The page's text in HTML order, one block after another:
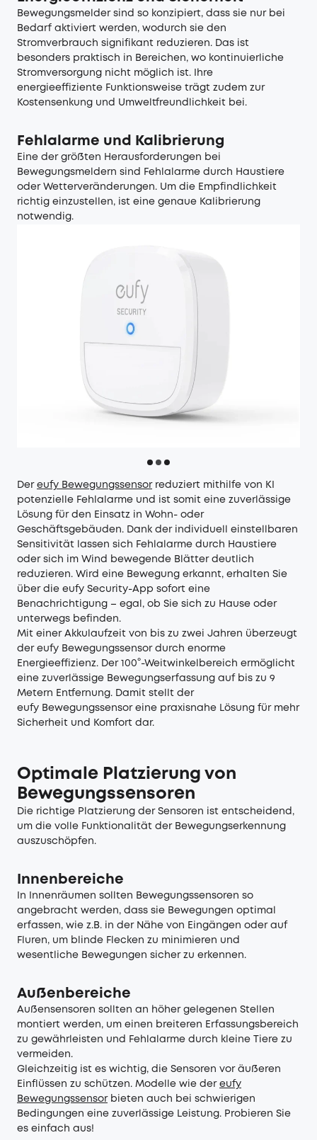
Bewegungsmelder sind so konzipiert, dass sie nur bei
Bedarf aktiviert werden, wodurch sie den
Stromverbrauch signifikant reduzieren. Das ist
besonders praktisch in Bereichen, wo kontinuierliche
Stromversorgung nicht möglich ist. Ihre
energieeffiziente Funktionsweise trägt zudem zur
Kostensenkung und Umweltfreundlichkeit bei.
Fehlalarme und Kalibrierung
Eine der größten Herausforderungen bei
Bewegungsmeldern sind Fehlalarme durch Haustiere
oder Wetterveränderungen. Um die Empfindlichkeit
richtig einzustellen, ist eine genaue Kalibrierung
notwendig.
Der eufy Bewegungssensorreduziert mithilfe von KI
potenzielle Fehlalarme und ist somit eine zuverlässige
Lösung für den Einsatz in Wohn- oder
Geschäftsgebäuden. Dank der individuell einstellbaren
Sensitivität lassen sich Fehlalarme durch Haustiere
oder sich im Wind bewegende Blätter deutlich
reduzieren. Wird eine Bewegung erkannt, erhalten Sie
über die eufy Security-App sofort eine
Benachrichtigung – egal, ob Sie sich zu Hause oder
unterwegs befinden.
Mit einer Akkulaufzeit von bis zu zwei Jahren überzeugt
der eufy Bewegungssensor durch enorme
Energieeffizienz. Der 100°-Weitwinkelbereich ermöglicht
eine zuverlässige Bewegungserfassung auf bis zu 9
Metern Entfernung. Damit stellt der
eufy Bewegungssensor eine praxisnahe Lösung für mehr
Sicherheit und Komfort dar.
Optimale Platzierung von
Bewegungssensoren
Die richtige Platzierung der Sensoren ist entscheidend,
um die volle Funktionalität der Bewegungserkennung
auszuschöpfen.
Innenbereiche
In Innenräumen sollten Bewegungssensoren so
angebracht werden, dass sie Bewegungen optimal
erfassen, wie z.B. in der Nähe von Eingängen oder auf
Fluren, um blinde Flecken zu minimieren und
wesentliche Bewegungen sicher zu erkennen.
Außenbereiche
Außensensoren sollten an höher gelegenen Stellen
montiert werden, um einen breiteren Erfassungsbereich
zu gewährleisten und Fehlalarme durch kleine Tiere zu
vermeiden.
Gleichzeitig ist es wichtig, die Sensoren vor äußeren
Einflüssen zu schützen. Modelle wie der eufy
Bewegungssensorbieten auch bei schwierigen
Bedingungen eine zuverlässige Leistung. Probieren Sie
es einfach aus!